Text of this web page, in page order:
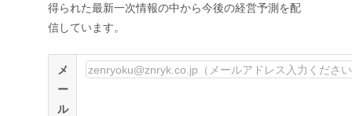
得られた最新一次情報の中から今後の経営予測を配
信しています。
メ
ー
ル